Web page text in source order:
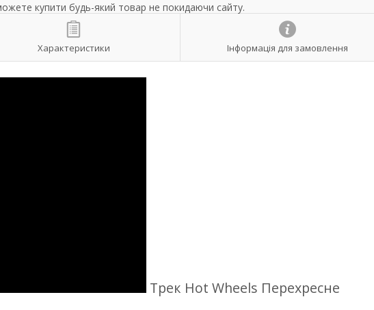
купити будь-який товар не покидаючи сайту.
Характеристики Інформація для замовлення
Трек Hot Wheels Перехресне